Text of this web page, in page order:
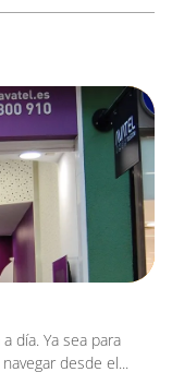
día. Ya sea para
desde el...